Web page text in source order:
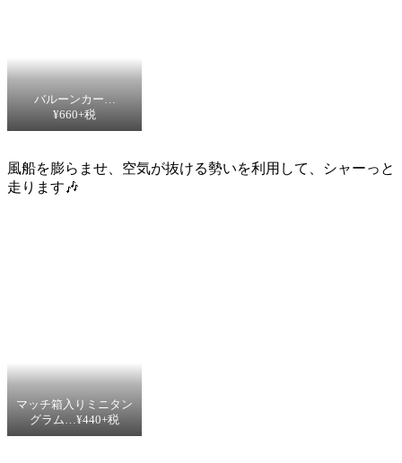
バルーンカー…
¥660+税
風船を膨らませ、空気が抜ける勢いを利用して、シャーっと
走ります🎶
マッチ箱入りミニタン
グラム…¥440+税